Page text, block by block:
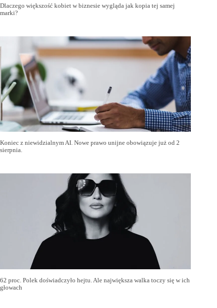
Dlaczego większość kobiet w biznesie wygląda jak kopia tej samej
marki?
Koniec z niewidzialnym AI. Nowe prawo unijne obowiązuje już od 2
sierpnia.
62 proc. Polek doświadczyło hejtu. Ale największa walka toczy się w ich
głowach